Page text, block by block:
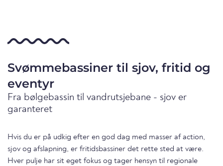
Svømmebassiner til sjov, fritid og
eventyr
Fra bølgebassin til vandrutsjebane - sjov er
garanteret
Hvis du er på udkig efter en god dag med masser af action,
sjov og afslapning, er fritidsbassiner det rette sted at være.
Hver pulje har sit eget fokus og tager hensyn til regionale